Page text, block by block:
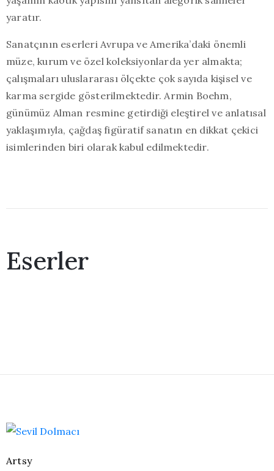
yaratır.
Sanatçının eserleri Avrupa ve Amerika’daki önemli
müze, kurum ve özel koleksiyonlarda yer almakta;
çalışmaları uluslararası ölçekte çok sayıda kişisel ve
karma sergide gösterilmektedir. Armin Boehm,
günümüz Alman resmine getirdiği eleştirel ve anlatısal
yaklaşımıyla, çağdaş figüratif sanatın en dikkat çekici
isimlerinden biri olarak kabul edilmektedir.
Eserler
Artsy